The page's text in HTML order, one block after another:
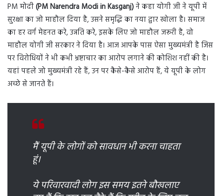
PM मोदी(PM Narendra Modi in Kasganj)ने कहा योगी जी ने यूपी में
सुरक्षा का जो माहौल दिया है, उसने समृद्धि का नया द्वार खोला है। समाज
का हर वर्ग मेहनत करे, उन्नति करे, इसके लिए जो माहौल जरूरी है, वो
माहौल योगी जी सरकार ने दिया है। आज आपके पास ऐसा मुख्यमंत्री है जिस
पर विरोधियों ने भी कभी भ्रष्टाचार का आरोप लगाने की कोशिश नहीं की है।
यहां पहले जो मुख्यमंत्री रहे हैं, उन पर कैसे-कैसे आरोप हैं, ये यूपी के लोग
अच्छे से जानते हैं।
मैं यूपी के लोगों को सावधान भी करना चाहता
हूं।
ये परिवारवादी लोग इस समय इतने बौखलाए